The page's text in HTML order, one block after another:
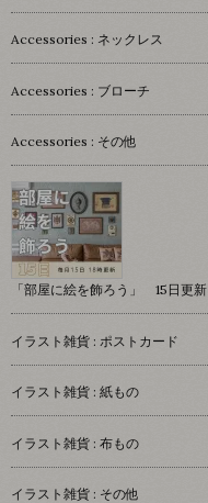
Accessories : ネックレス
Accessories : ブローチ
Accessories : その他
「部屋に絵を飾ろう」 15日更新
イラスト雑貨 : ポストカード
イラスト雑貨 : 紙もの
イラスト雑貨 : 布もの
イラスト雑貨 : その他